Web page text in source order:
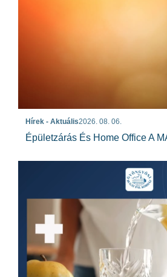
Hírek - Aktuális2026. 08. 06.
Épületzárás És Home Office A